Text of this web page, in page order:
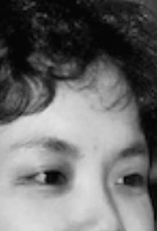
美 “ 数 字 人 文 ” 发 展 综 述
究状况及意义 》
——赛博格神话的建构 》